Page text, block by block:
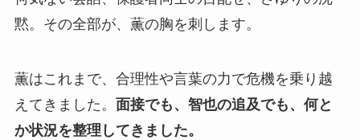
黙。その全部が、薫の胸を刺します。
薫はこれまで、合理性や言葉の力で危機を乗り越
えてきました。 面接でも、智也の追及でも、何と
か状況を整理してきました。